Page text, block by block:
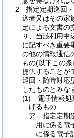
2
指定定期巡回
込者又はその家
定による文書の
り、当該利用申
に記すべき重要
の他の情報通信
もの(以下この
提供することが
巡回・随時対応
したものとみな
(1)
電子情報
げるもの
ア
指定定期
用に係る電
に係る電子